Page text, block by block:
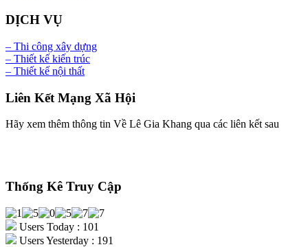
DỊCH VỤ
– Thi công xây dựng
– Thiết kế kiến trúc
– Thiết kế nội thất
Liên Kết Mạng Xã Hội
Hãy xem thêm thông tin Về Lê Gia Khang qua các liên kết sau
Thống Kê Truy Cập
Users Today : 101
Users Yesterday : 191